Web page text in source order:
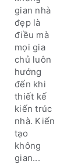
đẹp bạn
đã biết?
gian nhà
đẹp là
điều mà
mọi gia
chủ luôn
hướng
đến khi
thiết kế
kiến trúc
nhà. Kiến
tạo
không
gian...